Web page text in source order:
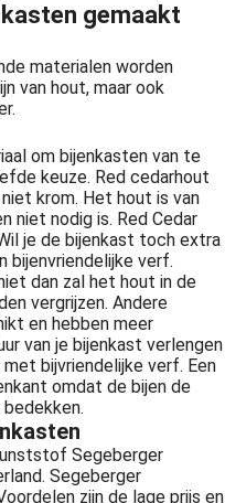
gemaakt
materialen worden
van hout, maar ook
om bijenkasten van te
keuze. Red cedarhout
krom. Het hout is van
niet nodig is. Red Cedar
je de bijenkast toch extra
bijenvriendelijke verf.
dan zal het hout in de
vergrijzen. Andere
en hebben meer
van je bijenkast verlengen
bijvriendelijke verf. Een
omdat de bijen de
Segeberger
Segeberger
zijn de lage prijs en